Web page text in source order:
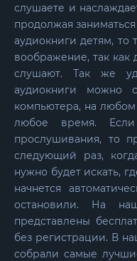
слушаете и
продолжая
аудиокниги детям, то
воображение, так как
слушают. Так же
аудиокниги
компьютера, на любом
любое время.
прослушивания, то
следующий раз,
нужно будет искать,
начнется
остановили. На
представлены
без регистрации. В
собрали самые